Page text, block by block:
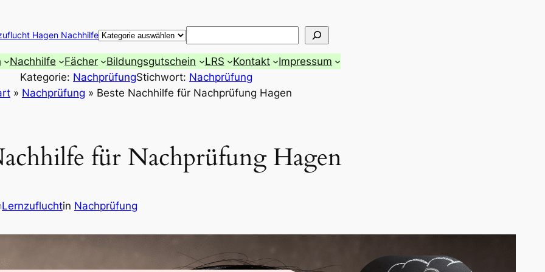
Hagen Nachhilfe Suchen
Nachhilfe Fächer Bildungsgutschein LRS Kontakt
Impressum
Kategorie: NachprüfungStichwort: Nachprüfung
» Nachprüfung » Beste Nachhilfe für Nachprüfung Hagen
für Nachprüfung Hagen
Lernzufluchtin Nachprüfung